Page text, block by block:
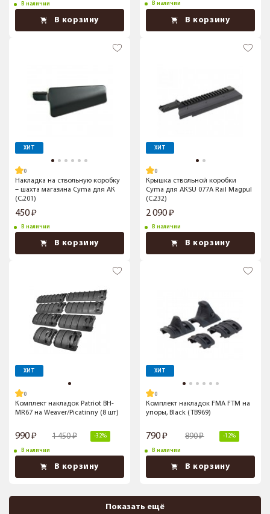
В наличии
В корзину
В наличии
В корзину
ХИТ
Накладка на ствольную коробку
– шахта магазина Cyma для АК
(C.201)
450
В наличии
В корзину
ХИТ
Крышка ствольной коробки
Cyma для АКSU 077A Rail Magpul
(C.232)
2 090
В наличии
В корзину
ХИТ
Комплект накладок Patriot BH-
MR67 на Weaver/Picatinny (8 шт)
990 1 450 -32%
В наличии
В корзину
ХИТ
Комплект накладок FMA FTM на
упоры, Black (TB969)
790 890 -12%
В наличии
В корзину
Показать ещё